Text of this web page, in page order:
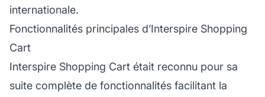
internationale.
Fonctionnalités principales d’Interspire Shopping
Cart
Interspire Shopping Cart était reconnu pour sa
suite complète de fonctionnalités facilitant la